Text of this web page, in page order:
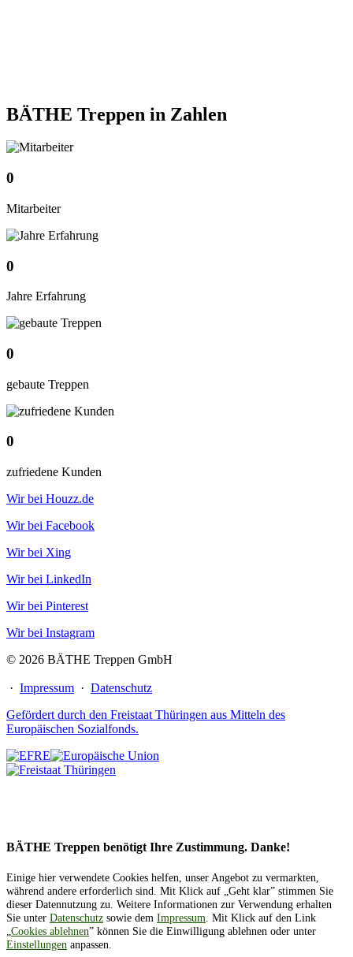
BÄTHE Treppen in Zahlen
0
Mitarbeiter
0
Jahre Erfahrung
0
gebaute Treppen
0
zufriedene Kunden
Wir bei Houzz.de
Wir bei Facebook
Wir bei Xing
Wir bei LinkedIn
Wir bei Pinterest
Wir bei Instagram
© 2026 BÄTHE Treppen GmbH
· Impressum · Datenschutz
Gefördert durch den Freistaat Thüringen aus Mitteln des
Europäischen Sozialfonds.
BÄTHE Treppen benötigt Ihre Zustimmung. Danke!
Einige hier verwendete Cookies helfen, unser Angebot zu vermarkten,
während andere erforderlich sind. Mit Klick auf „Geht klar” stimmen Sie
dieser Datennutzung zu. Weitere Informationen zur Verwendung erhalten
Sie unter Datenschutz sowie dem Impressum. Mit Klick auf den Link
„Cookies ablehnen” können Sie die Einwilligung ablehnen oder unter
Einstellungen anpassen.